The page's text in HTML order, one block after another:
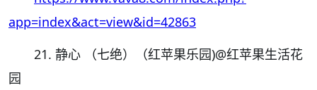
app=index&act=view&id=42863
21. 静心 （七绝）（红苹果乐园)@红苹果生活花
园